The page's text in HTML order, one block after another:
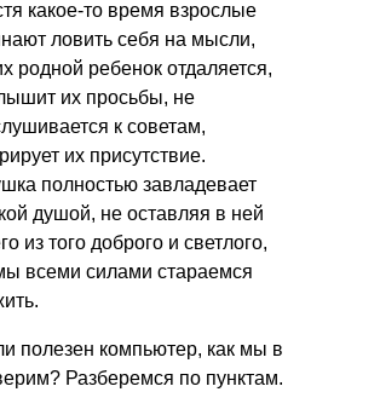
какое-то время взрослые
ловить себя на мысли,
родной ребенок отдаляется,
их просьбы, не
к советам,
их присутствие.
полностью завладевает
душой, не оставляя в ней
из того доброго и светлого,
всеми силами стараемся
полезен компьютер, как мы в
Разберемся по пунктам.